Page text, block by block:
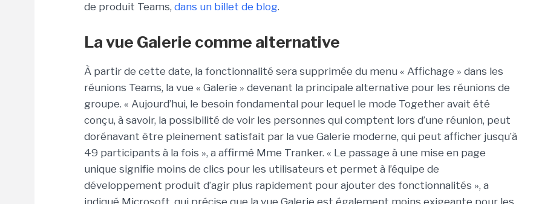
de produit Teams, dans un billet de blog.
La vue Galerie comme alternative
À partir de cette date, la fonctionnalité sera supprimée du menu « Affichage » dans les
réunions Teams, la vue « Galerie » devenant la principale alternative pour les réunions de
groupe. « Aujourd’hui, le besoin fondamental pour lequel le mode Together avait été
conçu, à savoir, la possibilité de voir les personnes qui comptent lors d’une réunion, peut
dorénavant être pleinement satisfait par la vue Galerie moderne, qui peut afficher jusqu’à
49 participants à la fois », a affirmé Mme Tranker. « Le passage à une mise en page
unique signifie moins de clics pour les utilisateurs et permet à l’équipe de
développement produit d’agir plus rapidement pour ajouter des fonctionnalités », a
indiqué Microsoft, qui précise que la vue Galerie est également moins exigeante pour les